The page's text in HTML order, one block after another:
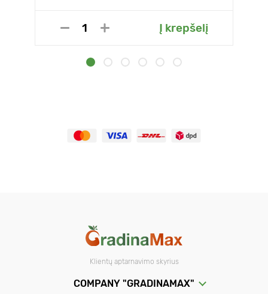
Į krepšelį
Klientų aptarnavimo skyrius
COMPANY "GRADINAMAX"